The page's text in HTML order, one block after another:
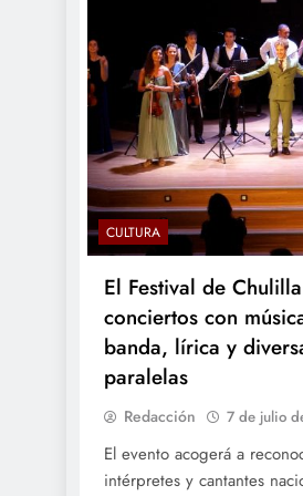
CULTURA
El Festival de
conciertos con
banda, lírica y
paralelas
Redacción 7 de julio
El evento acogerá a
intérpretes y cantantes